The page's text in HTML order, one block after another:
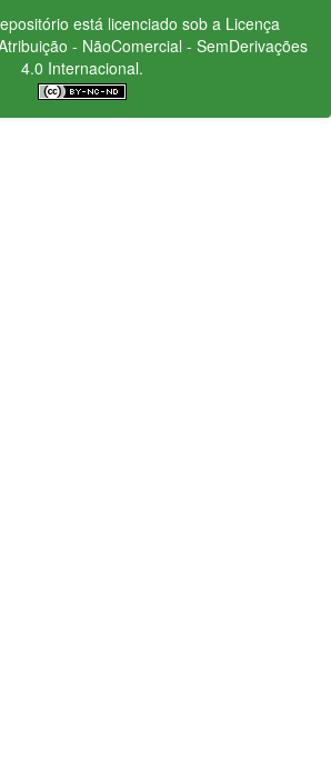
está licenciado sob a Licença
- NãoComercial - SemDerivações
4.0 Internacional.